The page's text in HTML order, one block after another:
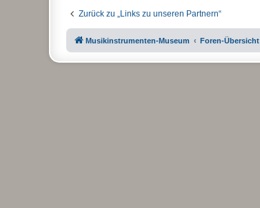
Zurück zu „Links zu unseren Partnern“
Musikinstrumenten-Museum Foren-Übersicht